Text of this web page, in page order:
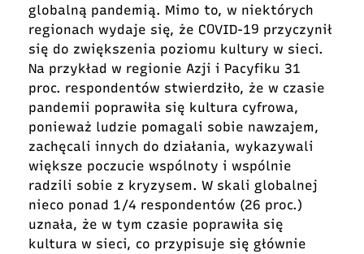
globalną pandemią. Mimo to, w niektórych
regionach wydaje się, że COVID-19 przyczynił
się do zwiększenia poziomu kultury w sieci.
Na przykład w regionie Azji i Pacyfiku 31
proc. respondentów stwierdziło, że w czasie
pandemii poprawiła się kultura cyfrowa,
ponieważ ludzie pomagali sobie nawzajem,
zachęcali innych do działania, wykazywali
większe poczucie wspólnoty i wspólnie
radzili sobie z kryzysem. W skali globalnej
nieco ponad 1/4 respondentów (26 proc.)
uznała, że w tym czasie poprawiła się
kultura w sieci, co przypisuje się głównie